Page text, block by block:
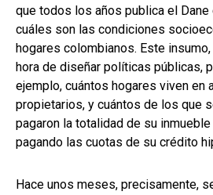
que todos los años publica el
cuáles son las condiciones
hogares colombianos. Este
hora de diseñar políticas públicas,
ejemplo, cuántos hogares viven en
propietarios, y cuántos de los que
pagaron la totalidad de su
pagando las cuotas de su crédito
Hace unos meses, precisamente,